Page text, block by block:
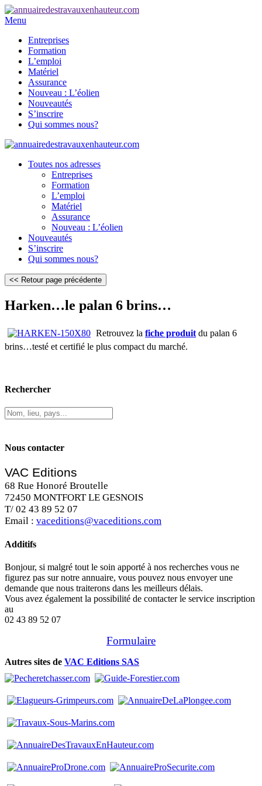
Menu
Entreprises
Formation
L’emploi
Matériel
Assurance
Nouveau : L’éolien
Nouveautés
S’inscrire
Qui sommes nous?
Toutes nos adresses
Entreprises
Formation
L’emploi
Matériel
Assurance
Nouveau : L’éolien
Nouveautés
S’inscrire
Qui sommes nous?
Harken…le palan 6 brins…
Retrouvez la fiche produit du palan 6
brins…testé et certifié le plus compact du marché.
Rechercher
Nous contacter
VAC Editions
68 Rue Honoré Broutelle
72450 MONTFORT LE GESNOIS
T/ 02 43 89 52 07
Email : vaceditions@vaceditions.com
Additifs
Bonjour, si malgré tout le soin apporté à nos recherches vous ne
figurez pas sur notre annuaire, vous pouvez nous envoyer une
demande que nous traiterons dans les meilleurs délais.
Vous avez également la possibilité de contacter le service inscription
au
02 43 89 52 07
Formulaire
Autres sites de VAC Editions SAS